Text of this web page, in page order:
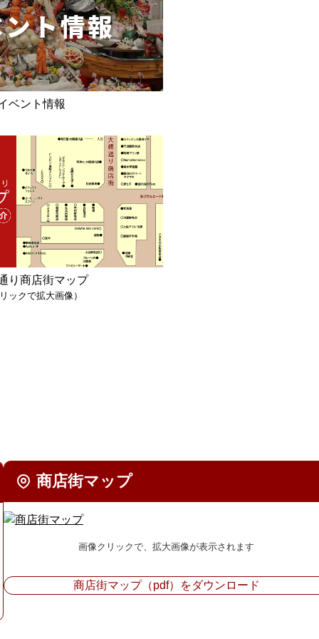
ベント情報
り商店街マップ
ックで拡大画像）
商店街マップ
画像クリックで、拡大画像が表示されます
商店街マップ（pdf）をダウンロード